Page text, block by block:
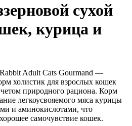
сухой
курица и
Adult Cats Gourmand —
холистик для взрослых кошек
природного рациона. Корм
легкоусвояемого мяса курицы
и аминокислотами, что
самочувствие кошек.